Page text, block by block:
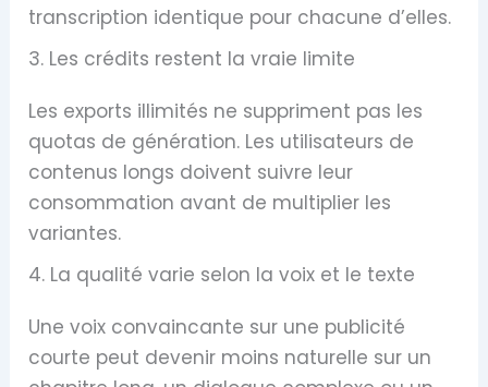
transcription identique pour chacune d’elles.
3. Les crédits restent la vraie limite
Les exports illimités ne suppriment pas les
quotas de génération. Les utilisateurs de
contenus longs doivent suivre leur
consommation avant de multiplier les
variantes.
4. La qualité varie selon la voix et le texte
Une voix convaincante sur une publicité
courte peut devenir moins naturelle sur un